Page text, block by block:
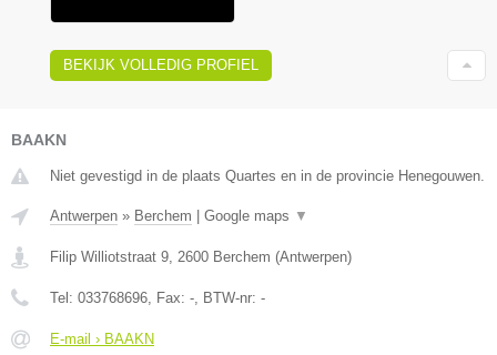
BEKIJK VOLLEDIG PROFIEL
BAAKN
Niet gevestigd in de plaats Quartes en in de provincie Henegouwen.
Antwerpen » Berchem Google maps ▼
Filip Williotstraat 9 2600 Berchem (Antwerpen)
Tel: 033768696 , Fax: - , BTW-nr: -
E-mail › BAAKN